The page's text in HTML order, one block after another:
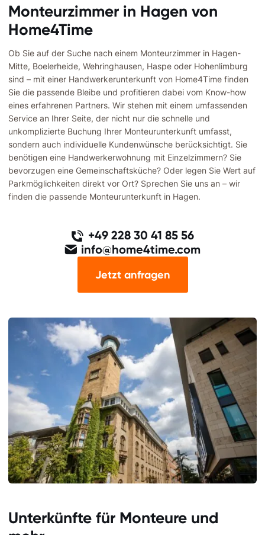
Monteurzimmer in Hagen von
Home4Time
Ob Sie auf der Suche nach einem Monteurzimmer in Hagen-
Mitte, Boelerheide, Wehringhausen, Haspe oder Hohenlimburg
sind – mit einer Handwerkerunterkunft von Home4Time finden
Sie die passende Bleibe und profitieren dabei vom Know-how
eines erfahrenen Partners. Wir stehen mit einem umfassenden
Service an Ihrer Seite, der nicht nur die schnelle und
unkomplizierte Buchung Ihrer Monteurunterkunft umfasst,
sondern auch individuelle Kundenwünsche berücksichtigt. Sie
benötigen eine Handwerkerwohnung mit Einzelzimmern? Sie
bevorzugen eine Gemeinschaftsküche? Oder legen Sie Wert auf
Parkmöglichkeiten direkt vor Ort? Sprechen Sie uns an – wir
finden die passende Monteurunterkunft in Hagen.
+49 228 30 41 85 56
info@home4time.com
Jetzt anfragen
Unterkünfte für Monteure und